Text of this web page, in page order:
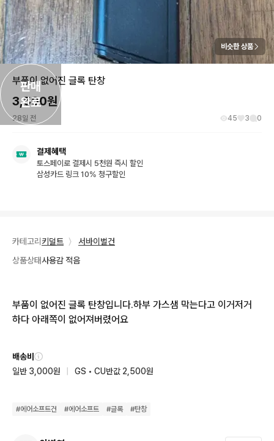
판매
완료
비슷한 상품
부품이 없어진 글록 탄창
3,500원
28일 전 45 3 0
결제혜택
토스페이로 결제시 5천원 즉시 할인
삼성카드 링크 10% 청구할인
카테고리 키덜트 〉
서바이벌건
상품상태사용감 적음
부품이 없어진 글록 탄창입니다.하부 가스샘 막는다고 이거저거
하다 아래쪽이 없어져버렸어요
배송비
일반 3,000원
GS • CU반값 2,500원
#에어소프트건 #에어소프트 #글록 #탄창